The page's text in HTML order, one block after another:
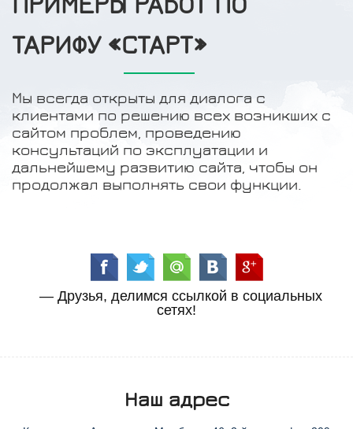
ПРИМЕРЫ РАБОТ ПО
ТАРИФУ «СТАРТ»
Мы всегда открыты для диалога с
клиентами по решению всех возникших с
сайтом проблем, проведению
консультаций по эксплуатации и
дальнейшему развитию сайта, чтобы он
продолжал выполнять свои функции.
— Друзья, делимся ссылкой в социальных
сетях!
Наш адрес